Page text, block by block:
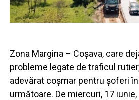
Zona Margina – Coșava, care
probleme legate de traficul
adevărat coșmar pentru șoferi
următoare. De miercuri, 17